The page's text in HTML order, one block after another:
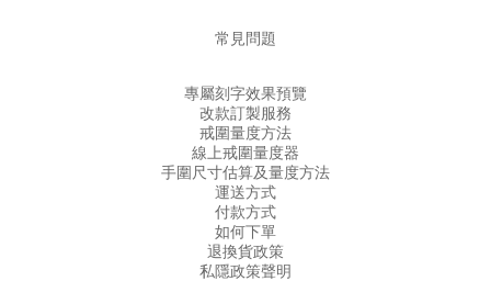
常見問題
專屬刻字效果預覽
改款訂製服務
戒圍量度方法
線上戒圍量度器
手圍尺寸估算及量度方法
運送方式
付款方式
如何下單
退換貨政策
私隱政策聲明